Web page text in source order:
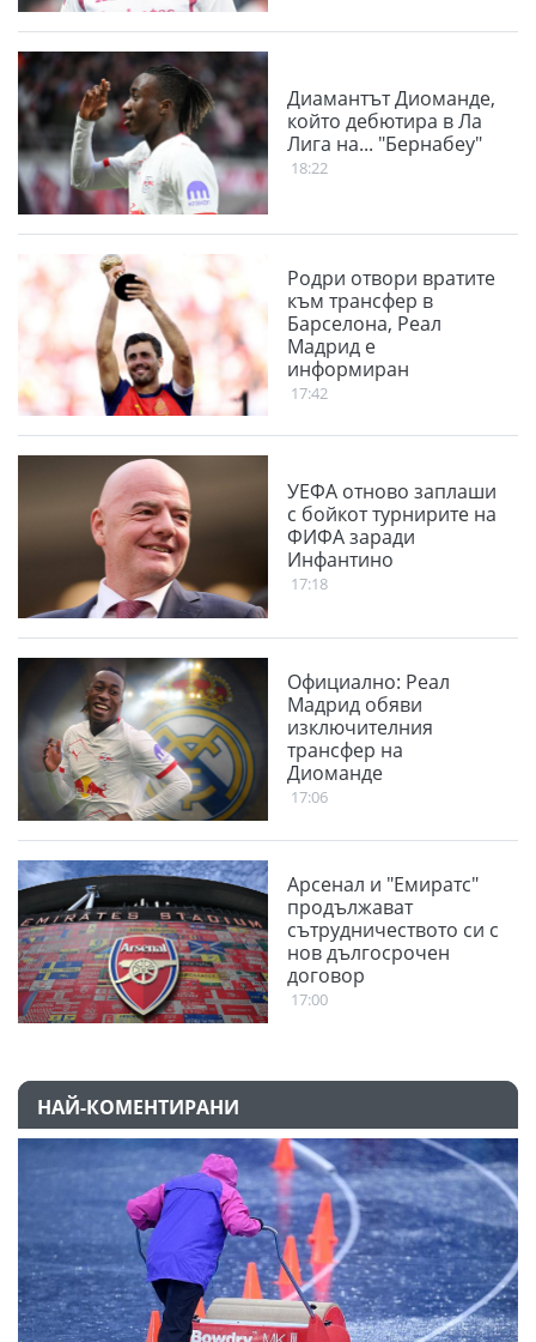
Диамантът Диоманде,
който дебютира в Ла
Лига на... "Бернабеу"
18:22
Родри отвори вратите
към трансфер в
Барселона, Реал
Мадрид е
информиран
17:42
УЕФА отново заплаши
с бойкот турнирите на
ФИФА заради
Инфантино
17:18
Официално: Реал
Мадрид обяви
изключителния
трансфер на
Диоманде
17:06
Арсенал и "Емиратс"
продължават
сътрудничеството си с
нов дългосрочен
договор
17:00
НАЙ-КОМЕНТИРАНИ